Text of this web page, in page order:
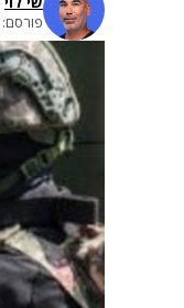
פורסם: